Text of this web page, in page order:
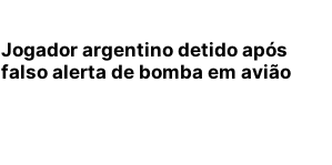
Jogador argentino detido após
falso alerta de bomba em avião